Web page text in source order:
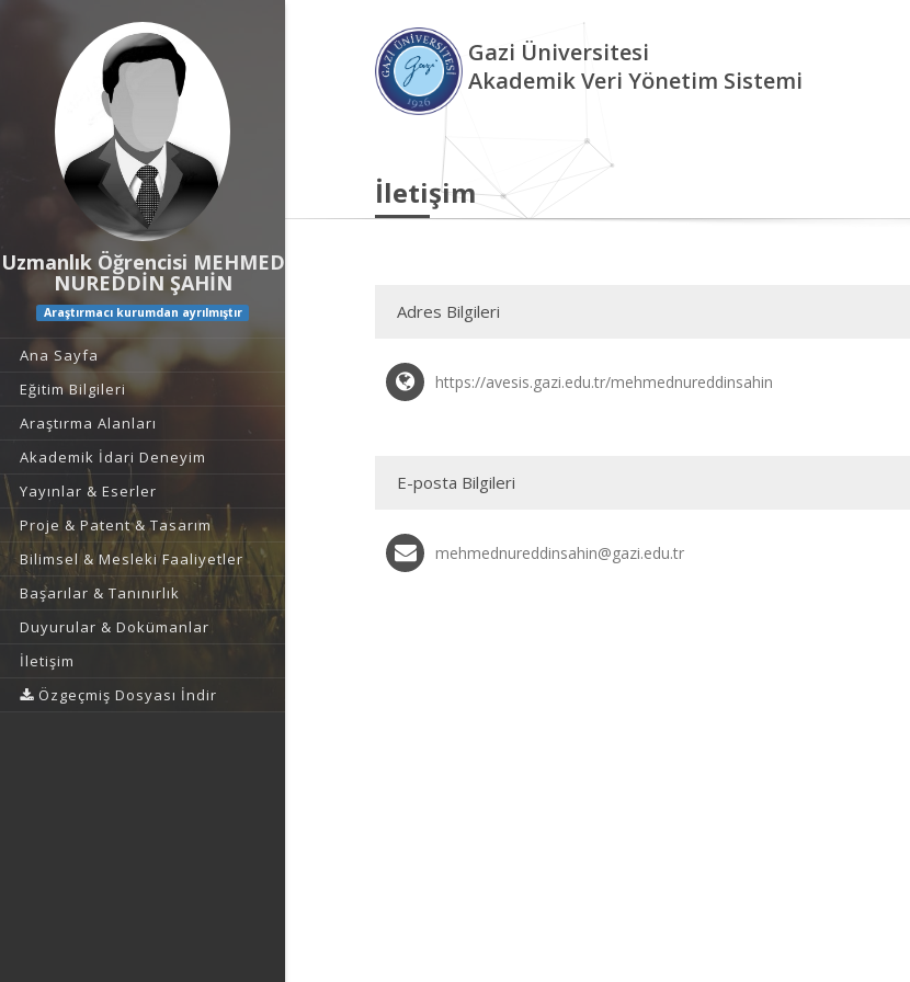
Uzmanlık Öğrencisi MEHMED
NUREDDİN ŞAHİN
Araştırmacı kurumdan ayrılmıştır
Ana Sayfa
Eğitim Bilgileri
Araştırma Alanları
Akademik İdari Deneyim
Yayınlar & Eserler
Proje & Patent & Tasarım
Bilimsel & Mesleki Faaliyetler
Başarılar & Tanınırlık
Duyurular & Dokümanlar
İletişim
Özgeçmiş Dosyası İndir
Gazi Üniversitesi
Akademik Veri Yönetim Sistemi
İletişim
Adres Bilgileri
https://avesis.gazi.edu.tr/mehmednureddinsahin
E-posta Bilgileri
mehmednureddinsahin@gazi.edu.tr